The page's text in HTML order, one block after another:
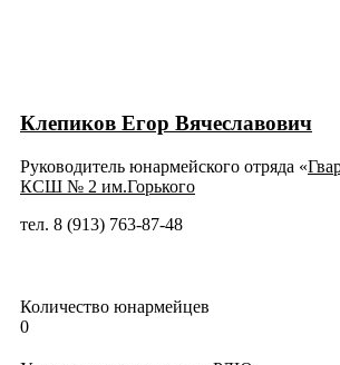
Клепиков Егор Вячеславович
Руководитель юнармейского отряда «
КСШ № 2 им.Горького
тел. 8 (913) 763-87-48
Количество юнармейцев
0